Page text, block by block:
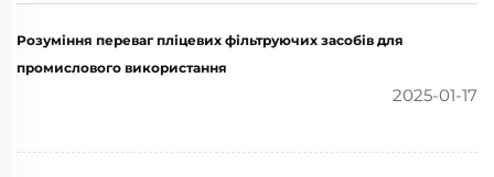
Розуміння переваг пліцевих фільтруючих засобів для
промислового використання
2025-01-17